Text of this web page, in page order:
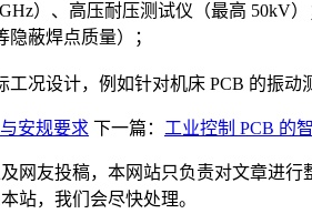
）、高压耐压测试仪（最高 50kV）
蔽焊点质量）；
况设计，例如针对机床 PCB 的振
安规要求 下一篇： 工业控制 PCB 的
网友投稿，本网站只负责对文章进
站，我们会尽快处理。